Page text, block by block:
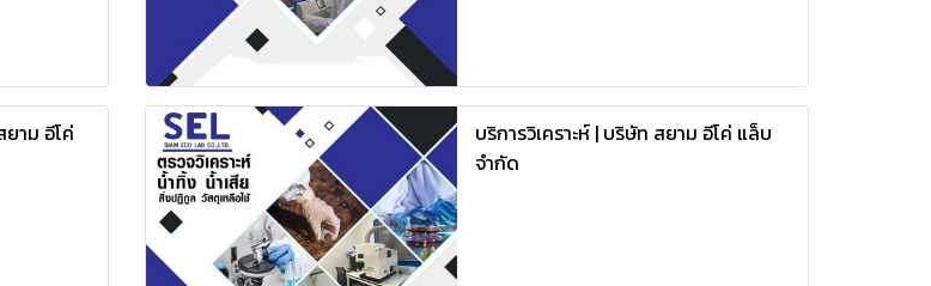
ยาม อีโค่
บริการวิเคราะห์ | บริษัท สยาม อีโค่ แล็บ
จำกัด